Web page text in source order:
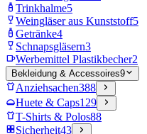
Trinkhalme5
Weingläser aus Kunststoff5
Getränke4
Schnapsgläsern3
Werbemittel Plastikbecher2
Bekleidung & Accessoires9
Anziehsachen388
Huete & Caps129
T-Shirts & Polos88
Sicherheit43